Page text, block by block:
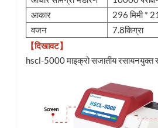
आकार
296 मिमी *
वजन
7.8किग्रा
【दिखावट】
hscl-5000 माइक्रो सजातीय रसायनयुक्त